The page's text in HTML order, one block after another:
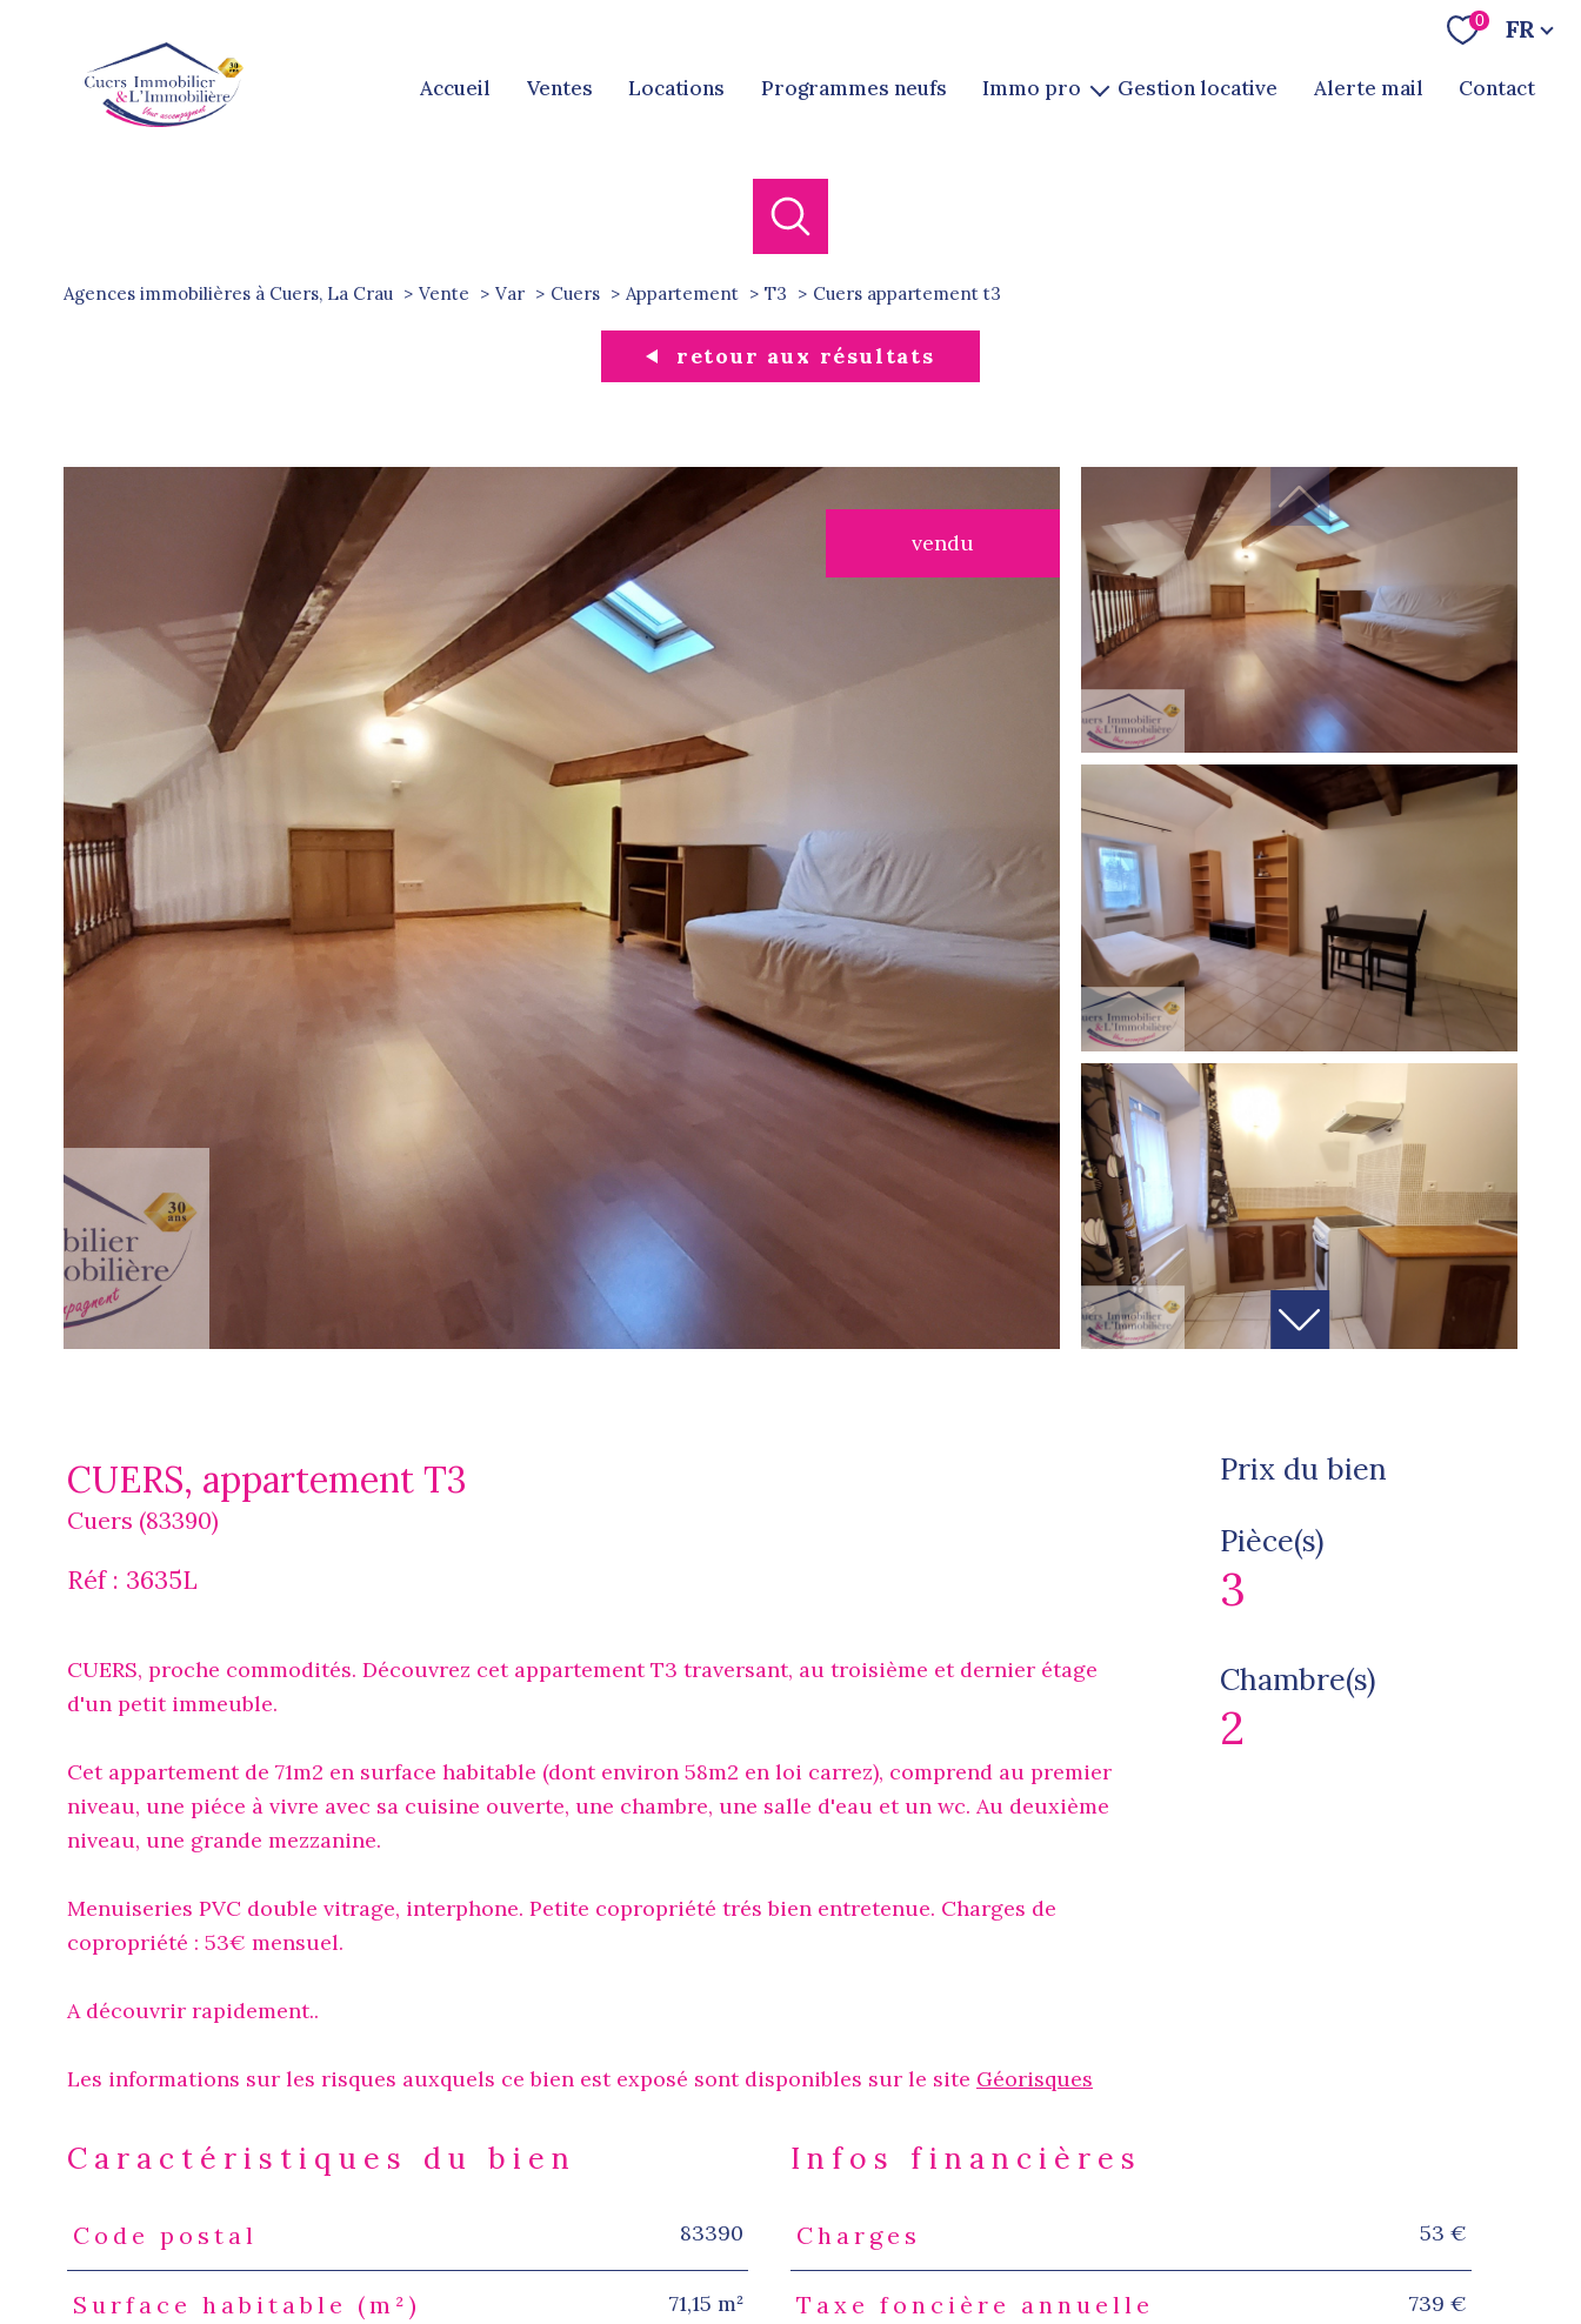
0 Langue
FR
accueil ventes locations programmes neufs immo pro gestion locative alerte mail contact
Agences immobilières à Cuers, La Crau Vente Var Cuers Appartement T3 cuers appartement t3
retour aux résultats
vendu
CUERS, appartement T3
Cuers (83390)
Réf : 3635L
CUERS, proche commodités. Découvrez cet appartement T3 traversant, au troisième et dernier étage
d'un petit immeuble.
Cet appartement de 71m2 en surface habitable (dont environ 58m2 en loi carrez), comprend au premier
niveau, une piéce à vivre avec sa cuisine ouverte, une chambre, une salle d'eau et un wc. Au deuxième
niveau, une grande mezzanine.
Menuiseries PVC double vitrage, interphone. Petite copropriété trés bien entretenue. Charges de
copropriété : 53€ mensuel.
A découvrir rapidement..
Les informations sur les risques auxquels ce bien est exposé sont disponibles sur le site Géorisques
Prix du bien
Pièce(s)
3
Chambre(s)
2
Caractéristiques du bien
Caractéristiques
Code postal 83390
Surface habitable (m²) 71,15 m²
Infos financières
Caractéristiques
Charges 53 €
Taxe foncière annuelle 739 €